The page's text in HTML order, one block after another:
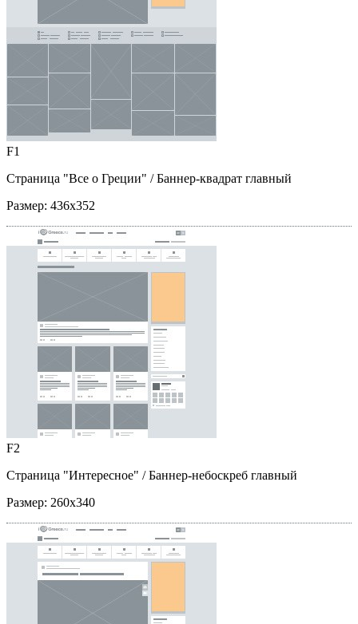
F1
Страница "Все о Греции" / Баннер-квадрат главный
Размер: 436x352
F2
Страница "Интересное" / Баннер-небоскреб главный
Размер: 260x340